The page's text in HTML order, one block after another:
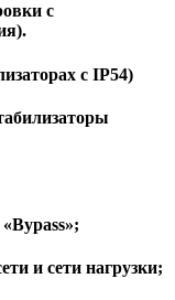
с
c IP54)
и сети нагрузки;